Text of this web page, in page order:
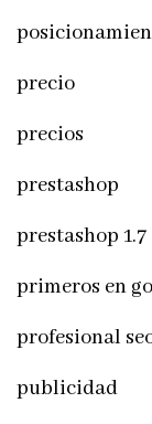
precio
precios
prestashop
prestashop 1.7
primeros en
profesional
publicidad